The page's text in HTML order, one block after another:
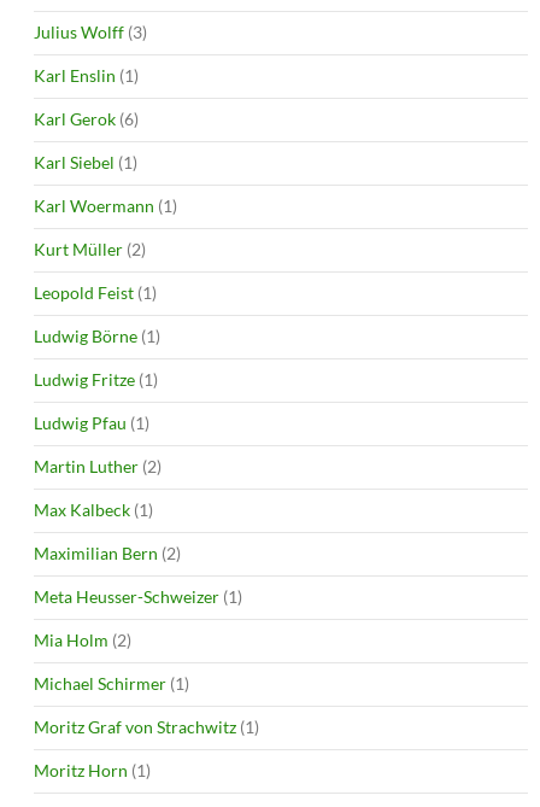
Julius Wolff (3)
Karl Enslin (1)
Karl Gerok (6)
Karl Siebel (1)
Karl Woermann (1)
Kurt Müller (2)
Leopold Feist (1)
Ludwig Börne (1)
Ludwig Fritze (1)
Ludwig Pfau (1)
Martin Luther (2)
Max Kalbeck (1)
Maximilian Bern (2)
Meta Heusser-Schweizer (1)
Mia Holm (2)
Michael Schirmer (1)
Moritz Graf von Strachwitz (1)
Moritz Horn (1)